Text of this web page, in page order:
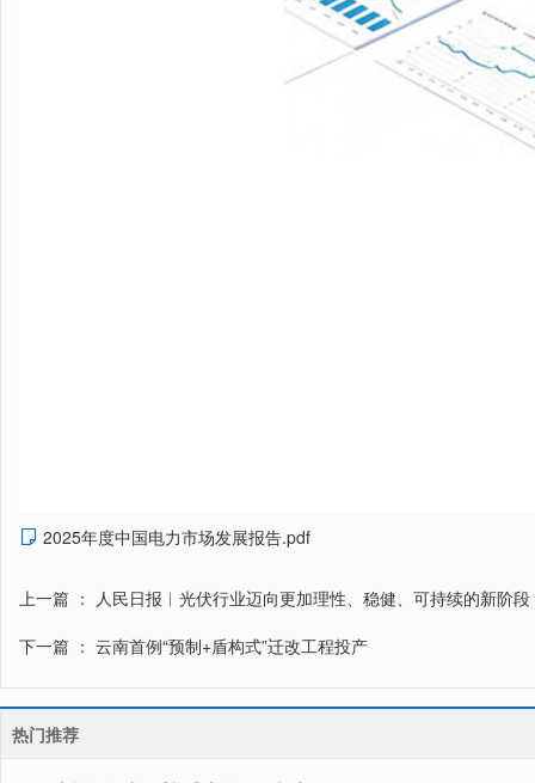
 2025年度中国电力市场发展报告.pdf
上一篇 ： 人民日报︱光伏行业迈向更加理性、稳健、可持续的新阶段
下一篇 ： 云南首例“预制+盾构式”迁改工程投产
热门推荐